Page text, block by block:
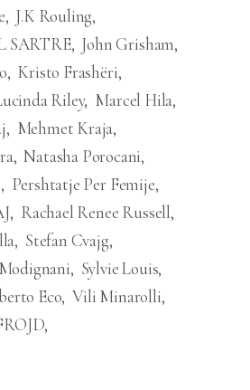
J.K Rouling
SARTRE John Grisham
Kristo Frashëri
Riley Marcel Hila
Mehmet Kraja
Natasha Porocani
Pershtatje Per Femije
Rachael Renee Russell
Stefan Cvajg
Sylvie Louis
Eco Vili Minarolli